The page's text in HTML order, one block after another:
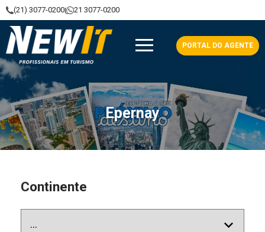
(21) 3077-0200 21 3077-0200
NewIt - Profissionais em Turismo
PORTAL DO AGENTE
Epernay
Continente